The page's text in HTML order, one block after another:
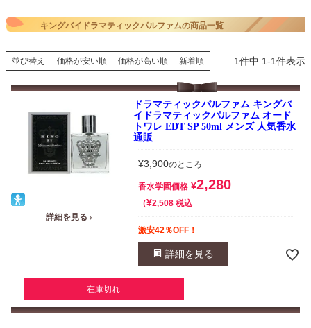
キングバイドラマティックパルファムの商品一覧
並び替え 価格が安い順 価格が高い順 新着順 1件中 1-1件表示
詳細を見る ›
ドラマティックパルファム キングバ
イドラマティックパルファム オード
トワレ EDT SP 50ml メンズ 人気香水
通販
¥3,900のところ
香水学園価格 ¥2,280
¥2,508 税込
激安42％OFF！
詳細を見る
在庫切れ